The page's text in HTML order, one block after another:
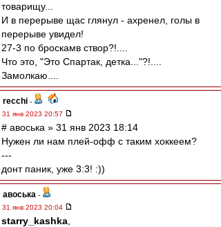
товарищу...
И в перерыве щас глянул - ахренел, голы в
перерыве увидел!
27-3 по броскамв створ?!....
Что это, "Это Спартак, детка..."?!....
Замолкаю....
recchi -
31 янв 2023 20:57
# авоська » 31 янв 2023 18:14
Нужен ли нам плей-офф с таким хоккеем?
---
донт паник, уже 3:3! :))
авоська -
31 янв 2023 20:04
starry_kashka